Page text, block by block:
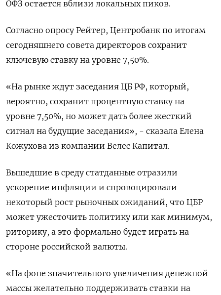
ОФЗ остается вблизи локальных пиков.
Согласно опросу Рейтер, Центробанк по итогам
сегодняшнего совета директоров сохранит
ключевую ставку на уровне 7,50%.
«На рынке ждут заседания ЦБ РФ, который,
вероятно, сохранит процентную ставку на
уровне 7,50%, но может дать более жесткий
сигнал на будущие заседания», - сказала Елена
Кожухова из компании Велес Капитал.
Вышедшие в среду статданные отразили
ускорение инфляции и спровоцировали
некоторый рост рыночных ожиданий, что ЦБР
может ужесточить политику или как минимум,
риторику, а это формально будет играть на
стороне российской валюты.
«На фоне значительного увеличения денежной
массы желательно поддерживать ставки на